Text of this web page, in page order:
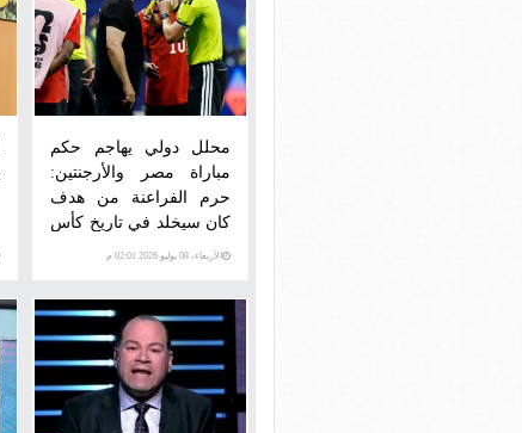
محلل دولي يهاجم حكم
مباراة مصر والأرجنتين:
حرم الفراعنة من هدف
كان سيخلد في تاريخ كأس
العالم
الأربعاء، 08 يوليو 2026 02:01 م